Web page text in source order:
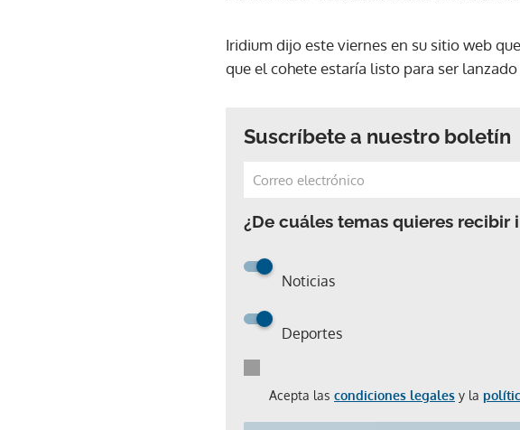
Iridium dijo este viernes en su sitio web
que el cohete estaría listo para ser
Suscríbete a nuestro boletín
¿De cuáles temas quieres recibir
Noticias
Deportes
Acepta las condiciones legales y la